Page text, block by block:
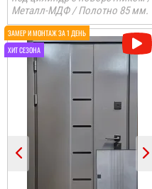
Металл-МДФ / Полотно 85 мм.